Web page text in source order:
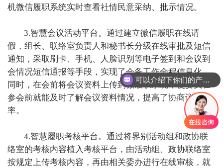
机微信履职系统实时查看社情民意采纳、批示情况。
3.智慧会议活动平台。通过建立微信履职在线请
假，组长、联络室负责人和秘书长分级在线审批及短信
通知，采取刷卡、手机、人脸识别等电子签到和会议到
会情况短信通报等手段，实现了会务工作全程信息化。
同时，在会前将会议资料上传到微履职系统，使委员在
参会前就能及时了解会议资料情况，提高了协商议政效
率。
4.智慧履职考核平台。通过将界别活动组和政协联
络室的考核内容植入考核平台，由活动组、政协联络室
按规定上传考核内容，再由相关委办进行在线审核，就
可以介绍下你们的产品么